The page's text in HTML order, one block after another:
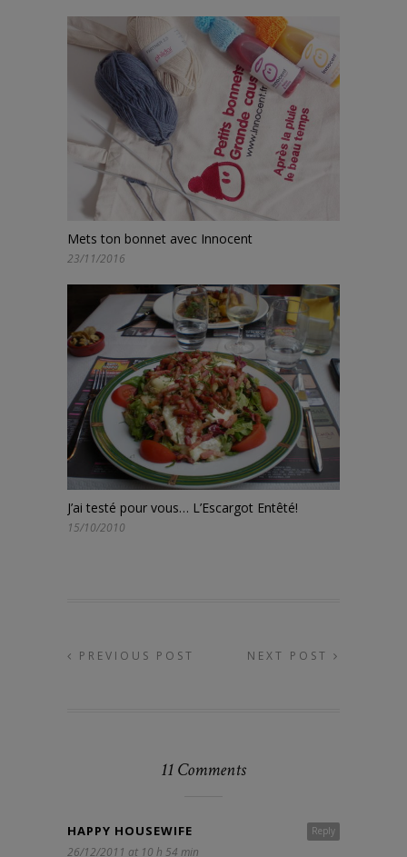
Mets ton bonnet avec Innocent
23/11/2016
J’ai testé pour vous… L’Escargot Entêté!
15/10/2010
PREVIOUS POST NEXT POST
11 Comments
Reply
HAPPY HOUSEWIFE
26/12/2011 at 10 h 54 min